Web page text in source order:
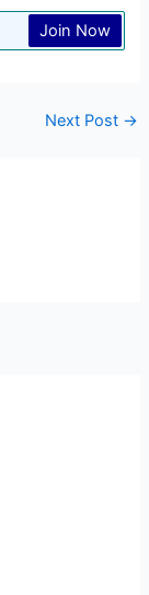
Join Now
Next Post →